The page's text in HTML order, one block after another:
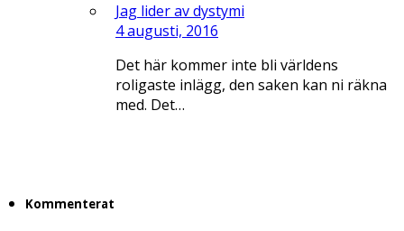
Jag lider av dystymi
4 augusti, 2016
Det här kommer inte bli världens
roligaste inlägg, den saken kan ni räkna
med. Det…
Kommenterat